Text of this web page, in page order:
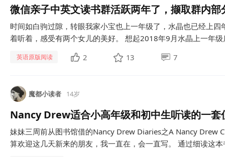
微信亲子中英文读书群活跃两年了，撷取群内
时间如白驹过隙，转眼我家小宝也上一年级了，水晶也已经上
着听着，感受有两个女儿的美好。 想起2018年9月水晶上一年
英语原版阅读 2 13 7
魔都小读者 14岁
Nancy Drew适合小高年级和初中生听读的一套
妹妹三周前从图书馆借的Nancy Drew Diaries之A Nancy Drew
算欢迎这几天新来的朋友，我一直在，会一直写。 通过细读这